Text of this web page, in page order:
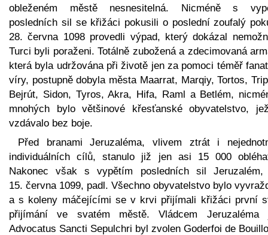
obleženém městě nesnesitelná. Nicméně s
posledních sil se křižáci pokusili o poslední zoufalý
28. června 1098 provedli výpad, který dokázal
Turci byli poraženi. Totálně zubožená a zdecimovaná
která byla udržována při životě jen za pomoci téměř
víry, postupně dobyla města Maarrat, Marqiy, Tortos,
Bejrút, Sidon, Tyros, Akra, Hifa, Raml a Betlém,
mnohých bylo většinové křesťanské obyvatelstvo,
vzdávalo bez boje.
Před branami Jeruzaléma, vlivem ztrát i
individuálních cílů, stanulo již jen asi 15 000
Nakonec však s vypětím posledních sil Jeruzalém,
15. června 1099, padl. Všechno obyvatelstvo bylo
a s koleny máčejícími se v krvi přijímali křižáci první
přijímání ve svatém městě. Vládcem Jeruzaléma
Advocatus Sancti Sepulchri byl zvolen Goderfoi de